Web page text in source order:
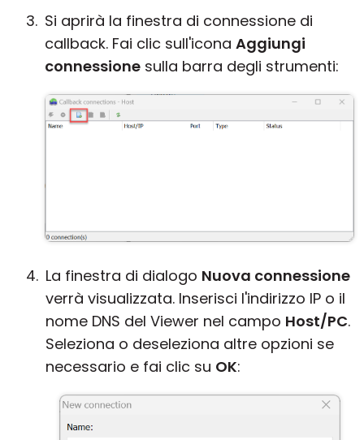
Si aprirà la finestra di connessione di
callback. Fai clic sull'icona Aggiungi
connessione sulla barra degli strumenti:
La finestra di dialogo Nuova connessione
verrà visualizzata. Inserisci l'indirizzo IP o il
nome DNS del Viewer nel campo Host/PC.
Seleziona o deseleziona altre opzioni se
necessario e fai clic su OK: